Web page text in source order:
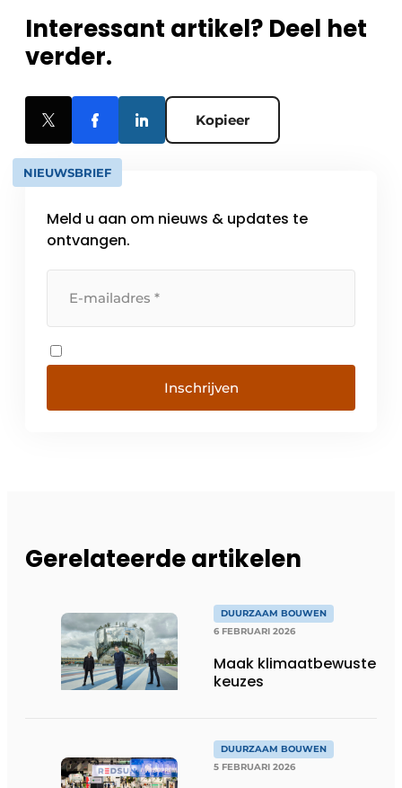
Interessant artikel? Deel het
verder.
Kopieer
NIEUWSBRIEF
Meld u aan om nieuws & updates te
ontvangen.
Inschrijven
Gerelateerde artikelen
DUURZAAM BOUWEN
6 FEBRUARI 2026
Maak klimaatbewuste
keuzes
DUURZAAM BOUWEN
5 FEBRUARI 2026